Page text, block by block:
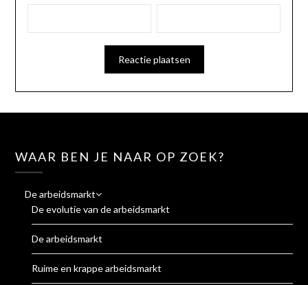
WAAR BEN JE NAAR OP ZOEK?
De arbeidsmarkt
De evolutie van de arbeidsmarkt
De arbeidsmarkt
Ruime en krappe arbeidsmarkt